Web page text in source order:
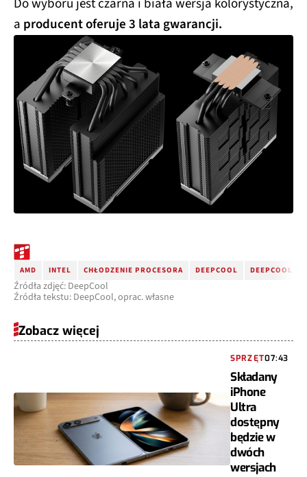
Do wyboru jest czarna i biała wersja kolorystyczna,
a producent oferuje 3 lata gwarancji.
AMD INTEL CHŁODZENIE PROCESORA DEEPCOOL DEEPCOOL
Źródła zdjęć: DeepCool
Źródła tekstu: DeepCool, oprac. własne
Zobacz więcej
SPRZĘT07:43
Składany
iPhone
Ultra
dostępny
będzie w
dwóch
wersjach